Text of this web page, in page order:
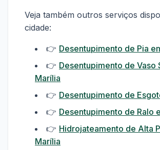
Veja também outros serviços
cidade:
👉 Desentupimento de Pia
👉 Desentupimento de Vaso
Marília
👉 Desentupimento de
👉 Desentupimento de Ralo
👉 Hidrojateamento de Alta
Marília